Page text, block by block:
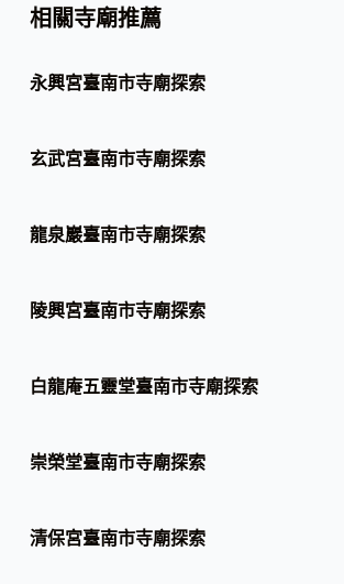
相關寺廟推薦
永興宮臺南市寺廟探索
玄武宮臺南市寺廟探索
龍泉巖臺南市寺廟探索
陵興宮臺南市寺廟探索
白龍庵五靈堂臺南市寺廟探索
崇榮堂臺南市寺廟探索
清保宮臺南市寺廟探索